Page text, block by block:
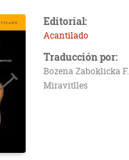
Editorial:
Acantilado
Traducción por:
Bozena Zaboklicka F.
Miravitlles